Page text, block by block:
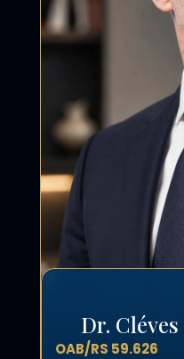
Dr.
OAB/RS 59.626